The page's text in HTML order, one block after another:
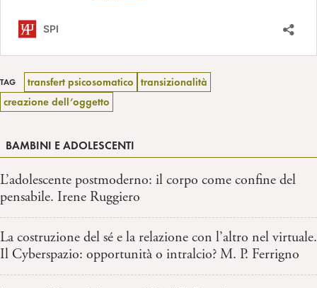
TAG transfert psicosomatico
transizionalità
creazione dell’oggetto
BAMBINI E ADOLESCENTI
L’adolescente postmoderno: il corpo come confine del
pensabile. Irene Ruggiero
La costruzione del sé e la relazione con l’altro nel virtuale.
Il Cyberspazio: opportunità o intralcio? M. P. Ferrigno